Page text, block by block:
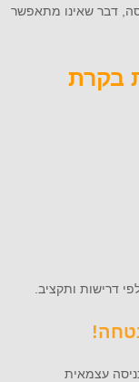
דבר שאינו מתאפשר
בקרת
דרישות ותקציב.
עצמאית